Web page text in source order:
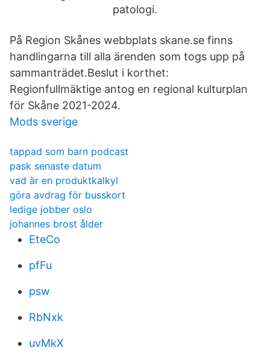
patologi.
På Region Skånes webbplats skane.se finns
handlingarna till alla ärenden som togs upp på
sammanträdet.Beslut i korthet:
Regionfullmäktige antog en regional kulturplan
för Skåne 2021-2024.
Mods sverige
tappad som barn podcast
pask senaste datum
vad är en produktkalkyl
göra avdrag för busskort
ledige jobber oslo
johannes brost ålder
EteCo
pfFu
psw
RbNxk
uvMkX